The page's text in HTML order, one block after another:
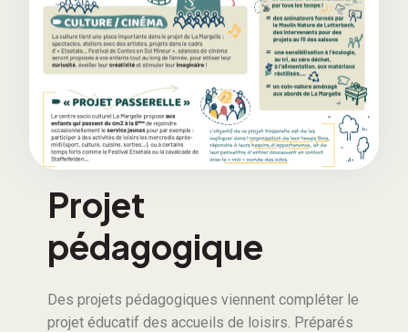
Projet
pédagogique
Des projets pédagogiques viennent compléter le
projet éducatif des accueils de loisirs. Préparés